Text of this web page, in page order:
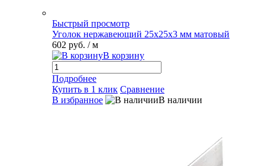
Быстрый просмотр
Уголок нержавеющий 25х25х3 мм матовый
602 руб. / м
В корзину
Подробнее
Купить в 1 клик Сравнение
В избранное
В наличии